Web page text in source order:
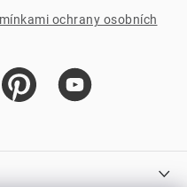
ochrany osobních